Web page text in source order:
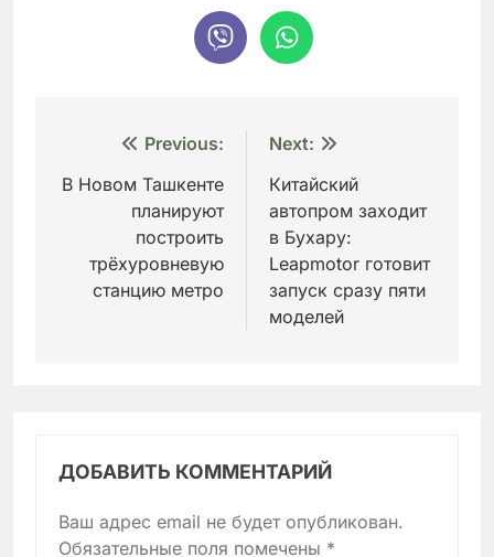
Навигация
по
записям
Previous:
В Новом Ташкенте
планируют
построить
трёхуровневую
станцию метро
Next:
Китайский
автопром заходит
в Бухару:
Leapmotor готовит
запуск сразу пяти
моделей
ДОБАВИТЬ КОММЕНТАРИЙ
Ваш адрес email не будет опубликован.
Обязательные поля помечены *